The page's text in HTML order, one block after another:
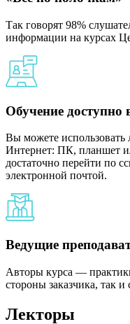
Так говорят 98%
информации на курсах
Обучение доступно
Вы можете
Интернет: ПК, планшет
достаточно перейти по
электронной почтой.
Ведущие
Авторы курса —
стороны заказчика, так
Лекторы